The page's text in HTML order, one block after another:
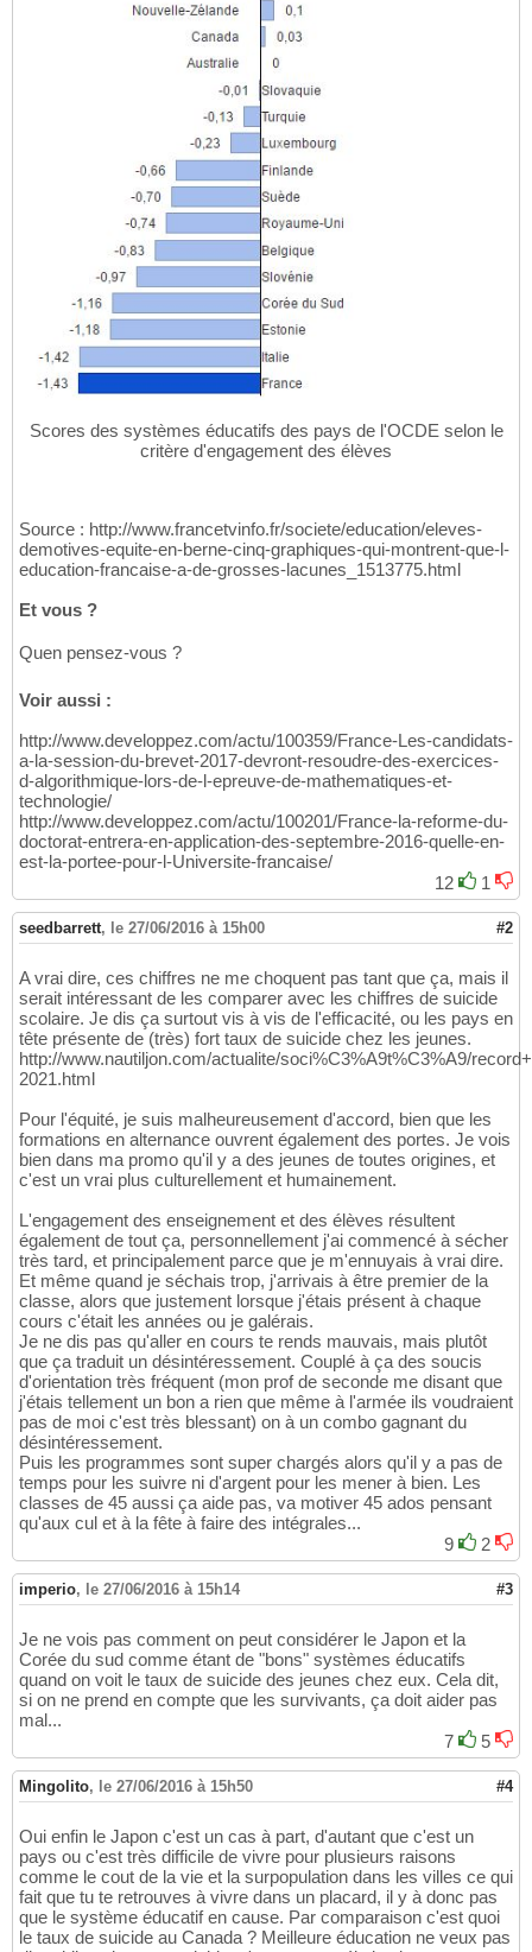
Scores des systèmes éducatifs des pays de l'OCDE selon le
critère d'engagement des élèves
Source : http://www.francetvinfo.fr/societe/education/eleves-
demotives-equite-en-berne-cinq-graphiques-qui-montrent-que-l-
education-francaise-a-de-grosses-lacunes_1513775.html
Et vous ?
Quen pensez-vous ?
Voir aussi :
http://www.developpez.com/actu/100359/France-Les-candidats-
a-la-session-du-brevet-2017-devront-resoudre-des-exercices-
d-algorithmique-lors-de-l-epreuve-de-mathematiques-et-
technologie/
http://www.developpez.com/actu/100201/France-la-reforme-du-
doctorat-entrera-en-application-des-septembre-2016-quelle-en-
est-la-portee-pour-l-Universite-francaise/
12
1
seedbarrett, le 27/06/2016 à 15h00 #2
A vrai dire, ces chiffres ne me choquent pas tant que ça, mais il
serait intéressant de les comparer avec les chiffres de suicide
scolaire. Je dis ça surtout vis à vis de l'efficacité, ou les pays en
tête présente de (très) fort taux de suicide chez les jeunes.
http://www.nautiljon.com/actualite/soci%C3%A9t%C3%A9/
2021.html
Pour l'équité, je suis malheureusement d'accord, bien que les
formations en alternance ouvrent également des portes. Je vois
bien dans ma promo qu'il y a des jeunes de toutes origines, et
c'est un vrai plus culturellement et humainement.
L'engagement des enseignement et des élèves résultent
également de tout ça, personnellement j'ai commencé à sécher
très tard, et principalement parce que je m'ennuyais à vrai dire.
Et même quand je séchais trop, j'arrivais à être premier de la
classe, alors que justement lorsque j'étais présent à chaque
cours c'était les années ou je galérais.
Je ne dis pas qu'aller en cours te rends mauvais, mais plutôt
que ça traduit un désintéressement. Couplé à ça des soucis
d'orientation très fréquent (mon prof de seconde me disant que
j'étais tellement un bon a rien que même à l'armée ils voudraient
pas de moi c'est très blessant) on à un combo gagnant du
désintéressement.
Puis les programmes sont super chargés alors qu'il y a pas de
temps pour les suivre ni d'argent pour les mener à bien. Les
classes de 45 aussi ça aide pas, va motiver 45 ados pensant
qu'aux cul et à la fête à faire des intégrales...
9
2
imperio, le 27/06/2016 à 15h14 #3
Je ne vois pas comment on peut considérer le Japon et la
Corée du sud comme étant de "bons" systèmes éducatifs
quand on voit le taux de suicide des jeunes chez eux. Cela dit,
si on ne prend en compte que les survivants, ça doit aider pas
mal...
7
5
Mingolito, le 27/06/2016 à 15h50 #4
Oui enfin le Japon c'est un cas à part, d'autant que c'est un
pays ou c'est très difficile de vivre pour plusieurs raisons
comme le cout de la vie et la surpopulation dans les villes ce qui
fait que tu te retrouves à vivre dans un placard, il y à donc pas
que le système éducatif en cause. Par comparaison c'est quoi
le taux de suicide au Canada ? Meilleure éducation ne veux pas